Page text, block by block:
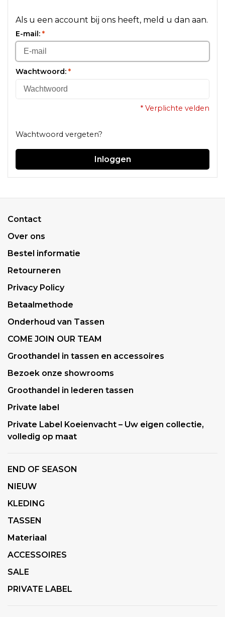
Als u een account bij ons heeft, meld u dan aan.
E-mail: *
Wachtwoord: *
* Verplichte velden
Wachtwoord vergeten?
Inloggen
Contact
Over ons
Bestel informatie
Retourneren
Privacy Policy
Betaalmethode
Onderhoud van Tassen
COME JOIN OUR TEAM
Groothandel in tassen en accessoires
Bezoek onze showrooms
Groothandel in lederen tassen
Private label
Private Label Koeienvacht – Uw eigen collectie,
volledig op maat
END OF SEASON
NIEUW
KLEDING
TASSEN
Materiaal
ACCESSOIRES
SALE
PRIVATE LABEL